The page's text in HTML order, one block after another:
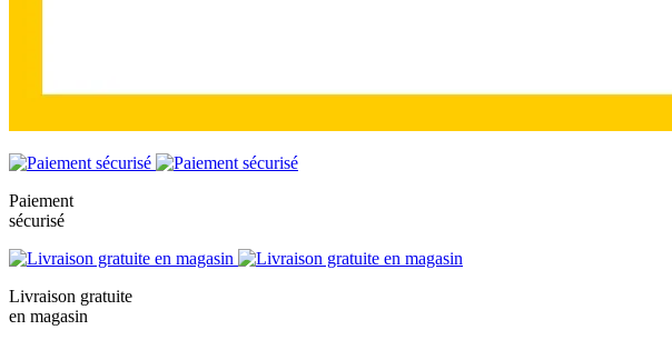
Paiement
sécurisé
Livraison gratuite
en magasin